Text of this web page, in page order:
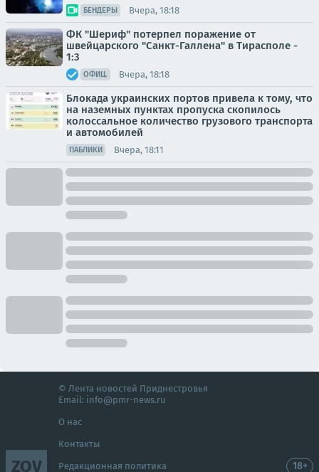
БЕНДЕРЫ Вчера, 18:18
ФК "Шериф" потерпел поражение от
швейцарского "Санкт-Галлена" в Тирасполе -
1:3
ОФИЦ. Вчера, 18:18
Блокада украинских портов привела к тому, что
на наземных пунктах пропуска скопилось
колоссальное количество грузового транспорта
и автомобилей
ПАБЛИКИ Вчера, 18:11
ZOV
© Лента новостей Приднестровья
Email: info@pmr-news.ru
О нас
Контакты
Редакционная политика 18+